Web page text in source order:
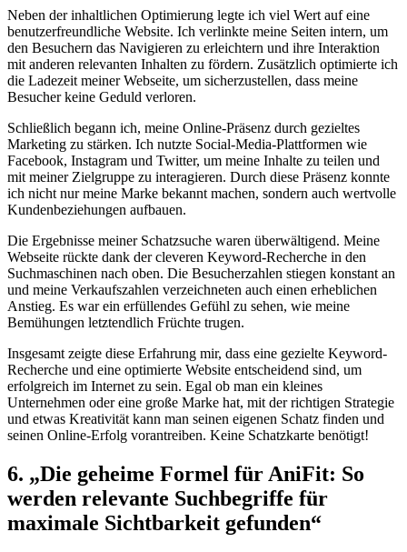
Neben ‌der inhaltlichen Optimierung legte ich viel Wert auf eine​
benutzerfreundliche ‍Website. Ich verlinkte meine Seiten intern, um
den⁤ Besuchern das Navigieren​ zu erleichtern und ihre Interaktion ​
mit ⁣anderen ​relevanten Inhalten zu fördern. Zusätzlich ⁣optimierte ich
die Ladezeit meiner Webseite, um ⁣sicherzustellen, dass meine
‍Besucher ⁣keine⁤ Geduld⁤ verloren.
Schließlich begann ich,‍ meine ‍Online-Präsenz durch⁤ gezieltes
‌Marketing ⁣zu stärken. Ich ⁤nutzte Social-Media-Plattformen wie
Facebook, Instagram⁤ und Twitter, um⁣ meine Inhalte zu teilen ‍und
mit meiner Zielgruppe ‍zu interagieren. Durch diese Präsenz konnte
ich nicht nur​ meine Marke bekannt ​machen, sondern auch ⁢wertvolle
Kundenbeziehungen​ aufbauen.
Die Ergebnisse meiner Schatzsuche waren überwältigend. ⁤Meine
Webseite ‌rückte dank‍ der cleveren ⁢Keyword-Recherche in den
⁣Suchmaschinen nach‍ oben.⁢ Die Besucherzahlen stiegen konstant ⁢an‌
und meine Verkaufszahlen verzeichneten auch‌ einen erheblichen
Anstieg. Es war‌ ein erfüllendes‍ Gefühl ⁣zu sehen, ‍wie meine ​
Bemühungen letztendlich Früchte ⁣trugen.
Insgesamt zeigte ⁣diese Erfahrung​ mir, dass eine gezielte Keyword-
Recherche und eine optimierte Website ⁢entscheidend sind, um
erfolgreich im Internet zu sein. Egal ‍ob man ein ​kleines
Unternehmen ‍oder ​eine ⁢große​ Marke hat, mit der richtigen ​Strategie
und⁢ etwas Kreativität kann man seinen eigenen ‍Schatz ​finden und
seinen Online-Erfolg ‌vorantreiben. Keine Schatzkarte benötigt!
6. „Die geheime Formel für AniFit: So‌
werden relevante Suchbegriffe⁤ für
maximale Sichtbarkeit gefunden“